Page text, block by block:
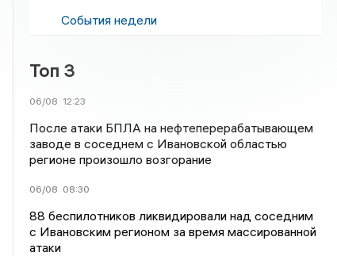
События недели
Топ 3
06/08 12:23
После атаки БПЛА на нефтеперерабатывающем
заводе в соседнем с Ивановской областью
регионе произошло возгорание
06/08 08:30
88 беспилотников ликвидировали над соседним
с Ивановским регионом за время массированной
атаки